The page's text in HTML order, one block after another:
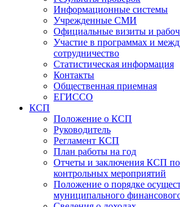
Информационные системы
Учрежденные СМИ
Официальные визиты и
Участие в программах и
сотрудничество
Статистическая информация
Контакты
Общественная приемная
ЕГИССО
КСП
Положение о КСП
Руководитель
Регламент КСП
План работы на год
Отчеты и заключения КСП
контрольных мероприятий
Положение о порядке
муниципального